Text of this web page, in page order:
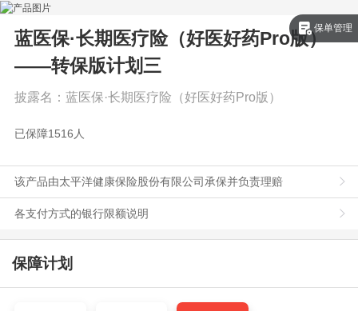
蓝医保·长期医疗险（好医好药Pro版）
——转保版计划三
披露名： 蓝医保·长期医疗险（好医好药Pro版）
已保障1516 人
该产品由太平洋健康保险股份有限公司承保并负责理赔
各支付方式的银行限额说明
保单管理
保障计划